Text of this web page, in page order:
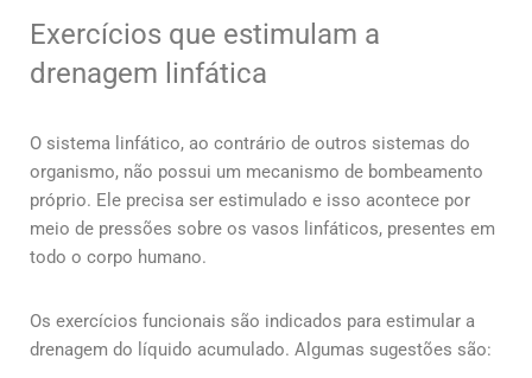
Exercícios que estimulam a
drenagem linfática
O sistema linfático, ao contrário de outros sistemas do
organismo, não possui um mecanismo de bombeamento
próprio. Ele precisa ser estimulado e isso acontece por
meio de pressões sobre os vasos linfáticos, presentes em
todo o corpo humano.
Os exercícios funcionais são indicados para estimular a
drenagem do líquido acumulado. Algumas sugestões são: